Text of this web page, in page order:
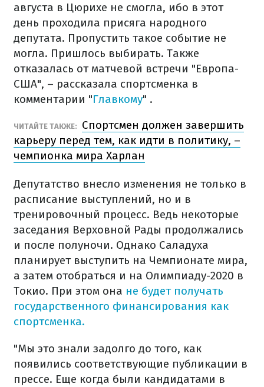
августа в Цюрихе не смогла, ибо в этот
день проходила присяга народного
депутата. Пропустить такое событие не
могла. Пришлось выбирать. Также
отказалась от матчевой встречи "Европа-
США", – рассказала спортсменка в
комментарии "Главкому" .
ЧИТАЙТЕ ТАКЖЕ:
Спортсмен должен завершить
карьеру перед тем, как идти в политику, –
чемпионка мира Харлан
Депутатство внесло изменения не только в
расписание выступлений, но и в
тренировочный процесс. Ведь некоторые
заседания Верховной Рады продолжались
и после полуночи. Однако Саладуха
планирует выступить на Чемпионате мира,
а затем отобраться и на Олимпиаду-2020 в
Токио. При этом она не будет получать
государственного финансирования как
спортсменка.
"Мы это знали задолго до того, как
появились соответствующие публикации в
прессе. Еще когда были кандидатами в